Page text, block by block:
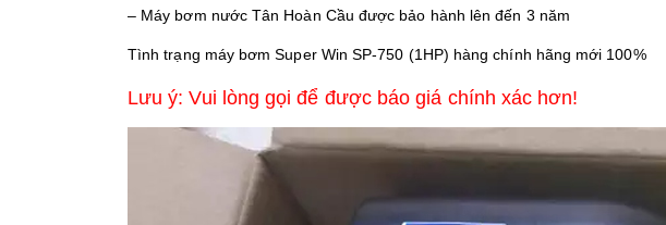
– Máy bơm nước Tân Hoàn Cầu được bảo hành lên đến 3 năm
Tình trạng máy bơm Super Win SP-750 (1HP) hàng chính hãng mới 100%
Lưu ý: Vui lòng gọi để được báo giá chính xác hơn!